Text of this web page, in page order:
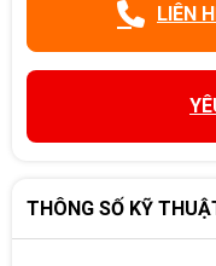
LIÊN
THÔNG SỐ KỸ